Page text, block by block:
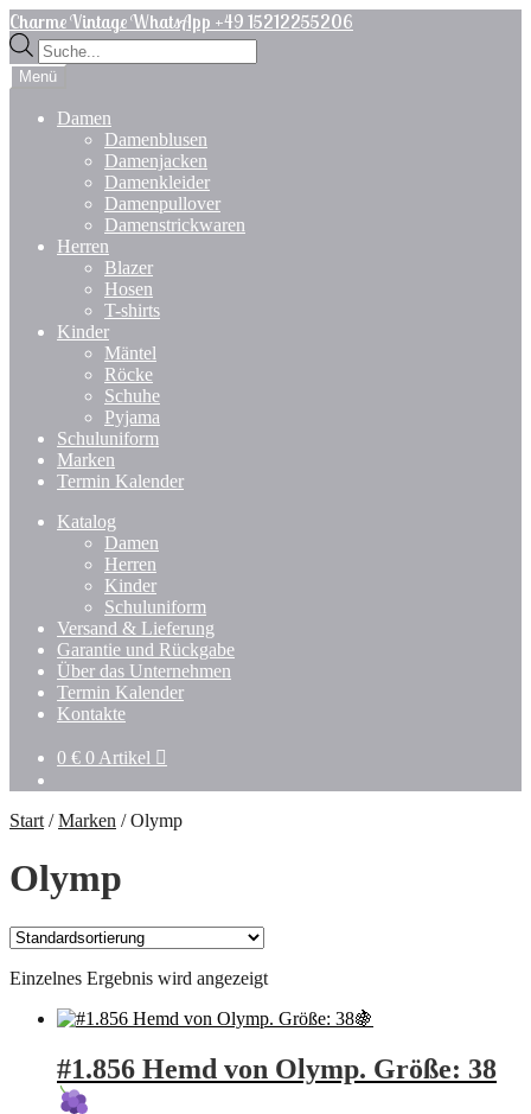
Zur
Navigation
springen
Zum
Inhalt
springen
Charme Vintage WhatsApp +49 15212255206
Products
search
Menü
Damen
Damenblusen
Damenjacken
Damenkleider
Damenpullover
Damenstrickwaren
Herren
Blazer
Hosen
T-shirts
Kinder
Mäntel
Röcke
Schuhe
Pyjama
Schuluniform
Marken
Termin Kalender
Katalog
Damen
Herren
Kinder
Schuluniform
Versand & Lieferung
Garantie und Rückgabe
Über das Unternehmen
Termin Kalender
Kontakte
0 € 0 Artikel
Start /Marken /Olymp
Olymp
Einzelnes Ergebnis wird angezeigt
#1.856 Hemd von Olymp. Größe: 38